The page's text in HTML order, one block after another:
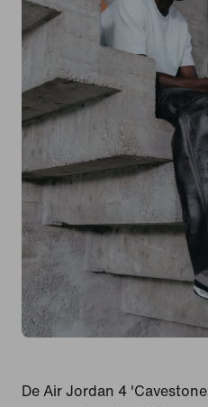
De Air Jordan 4